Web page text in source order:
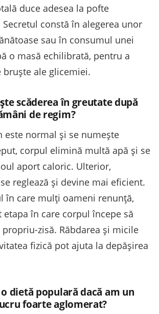
duce adesea la pofte
constă în alegerea unor
sau în consumul unei
o masă echilibrată, pentru a
bruște ale glicemiei.
scăderea în greutate după
de regim?
este normal și se numește
corpul elimină multă apă și se
aport caloric. Ulterior,
reglează și devine mai eficient.
în care mulți oameni renunță,
etapa în care corpul începe să
zisă. Răbdarea și micile
fizică pot ajuta la depășirea
dietă populară dacă am un
foarte aglomerat?